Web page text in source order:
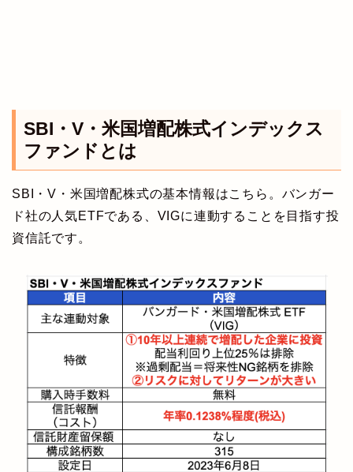
SBI・V・米国増配株式インデックス
ファンドとは
SBI・V・米国増配株式の基本情報はこちら。バンガー
ド社の人気ETFである、VIGに連動することを目指す投
資信託です。